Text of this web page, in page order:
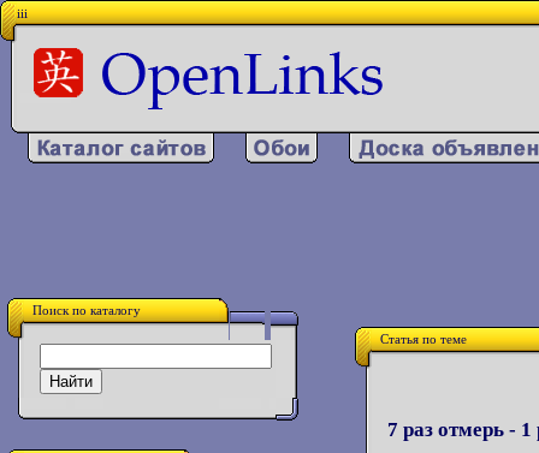
iii
Поиск по каталогу
Статья по теме
7 раз отмерь - 1